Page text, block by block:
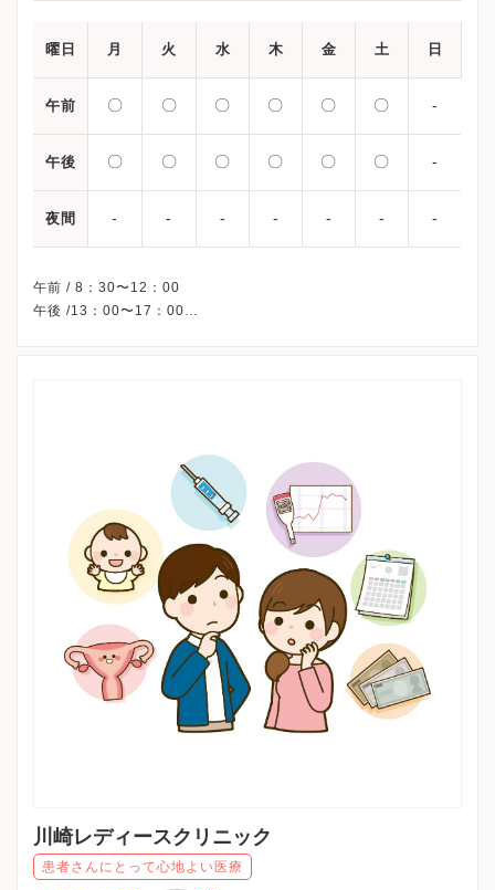
曜日 月 火 水 木 金 土 日
午前 〇 〇 〇 〇 〇 〇 -
午後 〇 〇 〇 〇 〇 〇 -
夜間 - - - - - - -
午前 / 8：30〜12：00
午後 /13：00〜17：00
川崎レディースクリニック
患者さんにとって心地よい医療